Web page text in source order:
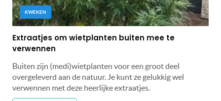
KWEKEN
Extraatjes om wietplanten buiten mee te
verwennen
Buiten zijn (medi)wietplanten voor een groot deel
overgeleverd aan de natuur. Je kunt ze gelukkig wel
verwennen met deze heerlijke extraatjes.